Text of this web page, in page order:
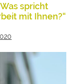
spricht
mit Ihnen?“